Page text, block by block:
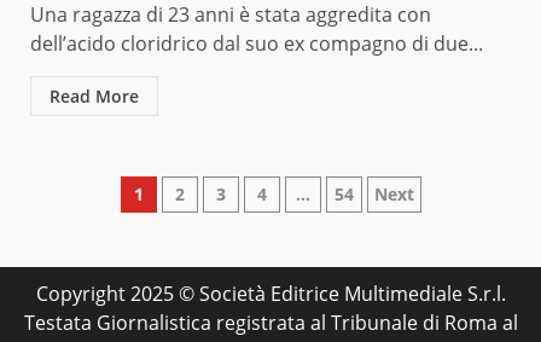
Una ragazza di 23 anni è stata aggredita con
dell’acido cloridrico dal suo ex compagno di due...
Read More
Paginazione
articoli
1 2 3 4 … 54 Next
Copyright 2025 © Società Editrice Multimediale S.r.l.
Testata Giornalistica registrata al Tribunale di Roma al